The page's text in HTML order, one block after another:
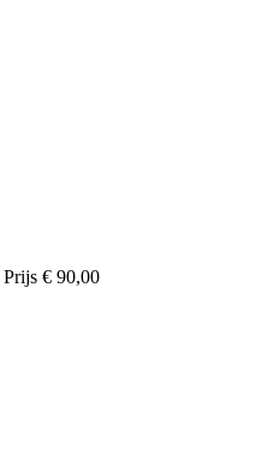
Prijs € 90,00